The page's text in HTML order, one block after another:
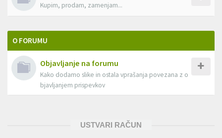
Kupim, prodam, zamenjam...
O FORUMU
Objavljanje na forumu
Kako dodamo slike in ostala vprašanja povezana z o
bjavljanjem prispevkov
USTVARI RAČUN